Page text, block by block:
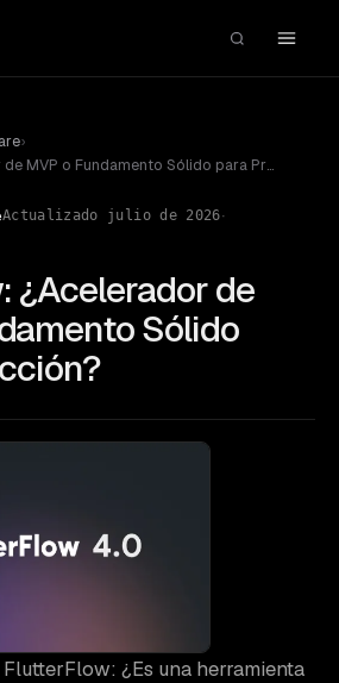
›
FlutterFlow: ¿Acelerador de MVP o Fundamento Sólido para Producción?
Actualizado julio de 2026·
¿Acelerador de
Sólido
¿Es una herramienta